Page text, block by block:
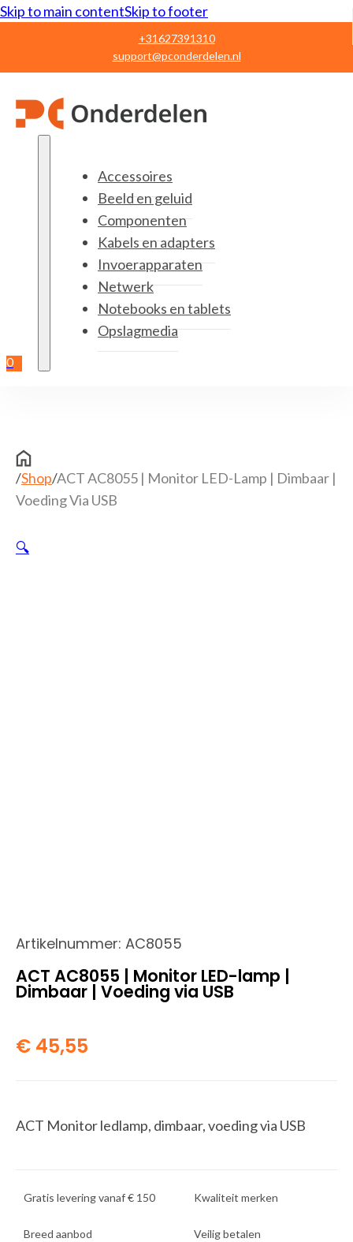
Skip to main contentSkip to footer
+31627391310
support@pconderdelen.nl
0
Accessoires
Beeld en geluid
Componenten
Kabels en adapters
Invoerapparaten
Netwerk
Notebooks en tablets
Opslagmedia
/Shop/ACT AC8055 | Monitor LED-Lamp | Dimbaar |
Voeding Via USB
🔍
Artikelnummer: AC8055
ACT AC8055 | Monitor LED-lamp |
Dimbaar | Voeding via USB
€ 45,55
ACT Monitor ledlamp, dimbaar, voeding via USB
Gratis levering vanaf € 150 Kwaliteit merken
Breed aanbod Veilig betalen